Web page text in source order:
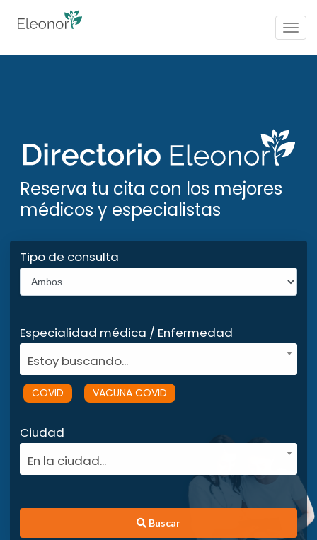
Reserva tu cita con los mejores
médicos y especialistas
Tipo de consulta
Especialidad médica / Enfermedad
Estoy buscando...
COVID VACUNA COVID
Ciudad
En la ciudad...
Buscar